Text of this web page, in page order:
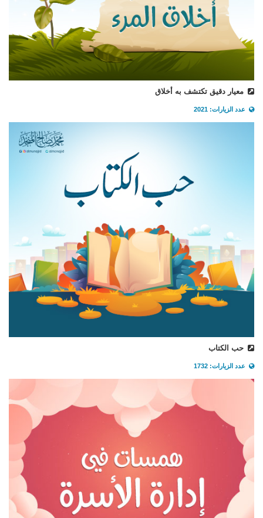
معيار دقيق تكتشف به أخلاق
عدد الزيارات: 2021
حب الكتاب
عدد الزيارات: 1732